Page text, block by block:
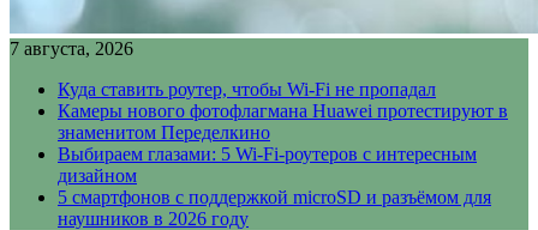
7 августа, 2026
Куда ставить роутер, чтобы Wi-Fi не пропадал
Камеры нового фотофлагмана Huawei протестируют в
знаменитом Переделкино
Выбираем глазами: 5 Wi-Fi-роутеров с интересным
дизайном
5 смартфонов с поддержкой microSD и разъёмом для
наушников в 2026 году